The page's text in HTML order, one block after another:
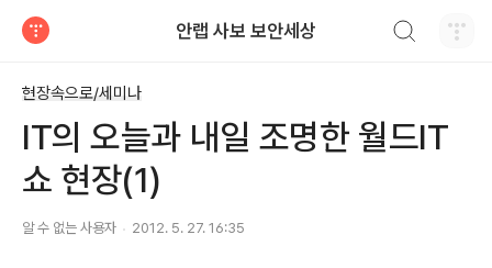
안랩 사보 보안세상
현장속으로/세미나
IT의 오늘과 내일 조명한 월드IT
쇼 현장(1)
알 수 없는 사용자 2012. 5. 27. 16:35